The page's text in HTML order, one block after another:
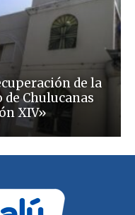
de la
de Chulucanas
XIV»